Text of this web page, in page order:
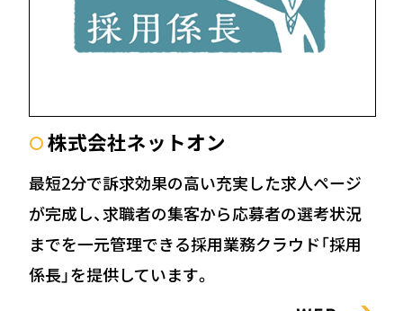
〇 株式会社ネットオン
最短2分で訴求効果の高い充実した求人ページ
が完成し、求職者の集客から応募者の選考状況
までを一元管理できる採用業務クラウド「採用
係長」を提供しています。